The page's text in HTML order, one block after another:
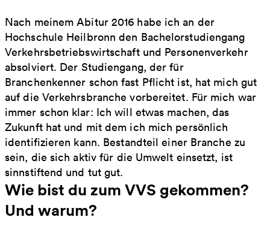
Nach meinem Abitur 2016 habe ich an der
Hochschule Heilbronn den Bachelorstudiengang
Verkehrsbetriebswirtschaft und Personenverkehr
absolviert. Der Studiengang, der für
Branchenkenner schon fast Pflicht ist, hat mich gut
auf die Verkehrsbranche vorbereitet. Für mich war
immer schon klar: Ich will etwas machen, das
Zukunft hat und mit dem ich mich persönlich
identifizieren kann. Bestandteil einer Branche zu
sein, die sich aktiv für die Umwelt einsetzt, ist
sinnstiftend und tut gut.
Wie bist du zum VVS gekommen?
Und warum?